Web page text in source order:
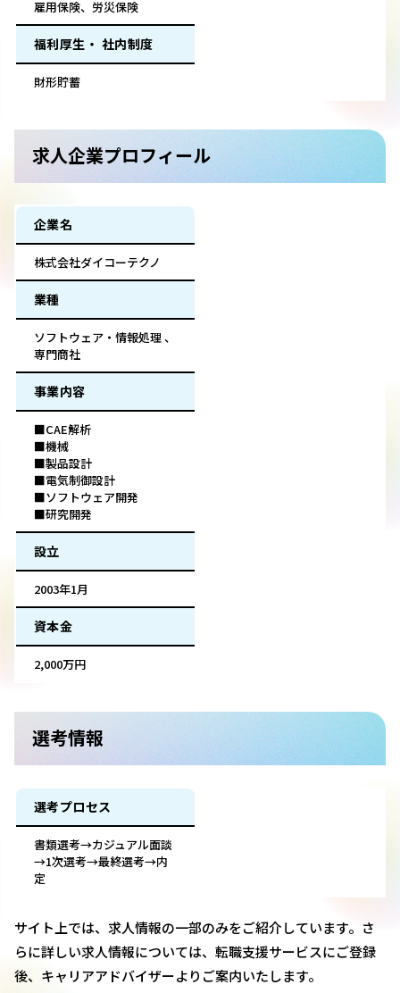
雇用保険、労災保険
福利厚生・ 社内制度
財形貯蓄
求人企業プロフィール
企業名
株式会社ダイコーテクノ
業種
ソフトウェア・情報処理 、
専門商社
事業内容
■CAE解析
■機械
■製品設計
■電気制御設計
■ソフトウェア開発
■研究開発
設立
2003年1月
資本金
2,000万円
選考情報
選考プロセス
書類選考→カジュアル面談
→1次選考→最終選考→内
定
サイト上では、求人情報の一部のみをご紹介しています。さ
らに詳しい求人情報については、転職支援サービスにご登録
後、キャリアアドバイザーよりご案内いたします。